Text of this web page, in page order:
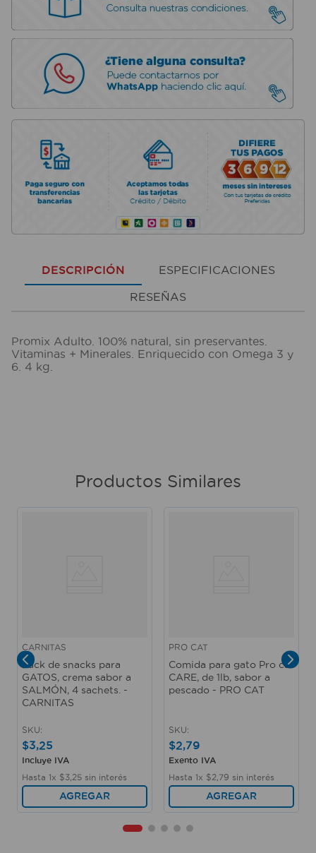
DESCRIPCIÓN ESPECIFICACIONES
RESEÑAS
Promix Adulto. 100% natural, sin preservantes.
Vitaminas + Minerales. Enriquecido con Omega 3 y
6. 4 kg.
Productos Similares
CARNITAS
Pack de snacks para
GATOS, crema sabor a
SALMÓN, 4 sachets. -
CARNITAS
SKU:
$3,25
Incluye IVA
Hasta 1x $3 25 sin interés
AGREGAR
PRO CAT
Comida para gato Pro cat
CARE, de 1lb, sabor a
pescado - PRO CAT
SKU:
$2,79
Exento IVA
Hasta 1x $2 79 sin interés
AGREGAR